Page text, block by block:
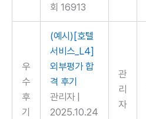
회 16913
우
수
후
기
(예시)[호텔
서비스_L4]
외부평가 합
격 후기
관리자
2025.10.24
관
리
자